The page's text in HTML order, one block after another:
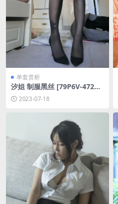
单套赏析
汐姐 制服黑丝 [79P6V-472M
B] 2023-07-18